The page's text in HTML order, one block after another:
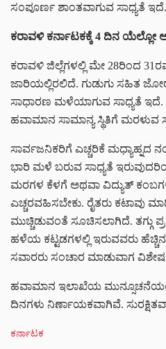
ಸಂಪೂರ್ಣ ಶಾಂತವಾಗುವ ಸಾಧ್ಯತೆ ಇದೆ.
ಕರಾವಳಿ ಕರ್ನಾಟಕಕ್ಕೆ 4 ದಿನ ಯೆಲ್ಲೋ
ಕರಾವಳಿ ಜಿಲ್ಲೆಗಳಲ್ಲಿ ಮೇ 28ರಿಂದ
ಜಾರಿಯಲ್ಲಿರಲಿದೆ. ಗುಡುಗು ಸಹಿತ
ಸಾಧಾರಣ ಮಳೆಯಾಗುವ ಸಾಧ್ಯತೆ
ಹವಾಮಾನ ಸಾಮಾನ್ಯ ಸ್ಥಿತಿಗೆ
ಸಾರ್ವಜನಿಕರಿಗೆ ಎಚ್ಚರಿಕೆ ಮಧ್ಯಾಹ್ನದ
ಭಾರಿ ಮಳೆ ಬರುವ ಸಾಧ್ಯತೆ
ಮರಗಳ ಕೆಳಗೆ ಅಥವಾ ವಿದ್ಯುತ್
ಎಚ್ಚರವಹಿಸಬೇಕು. ರೈತರು ಕಟಾವು
ಮುಚ್ಚಿಡುವಂತೆ ಸೂಚಿಸಲಾಗಿದೆ. ತಗ್ಗು
ಹಳೆಯ ಕಟ್ಟಡಗಳಲ್ಲಿ ಇರುವವರು
ಸವಾರರು ಸಂಚಾರ ಮಾಡುವಾಗ
ಹವಾಮಾನ ಇಲಾಖೆಯ
ದಿನಗಳು ನಿರ್ಣಾಯಕವಾಗಿವೆ.
C
ಕರ್ನಾಟಕ